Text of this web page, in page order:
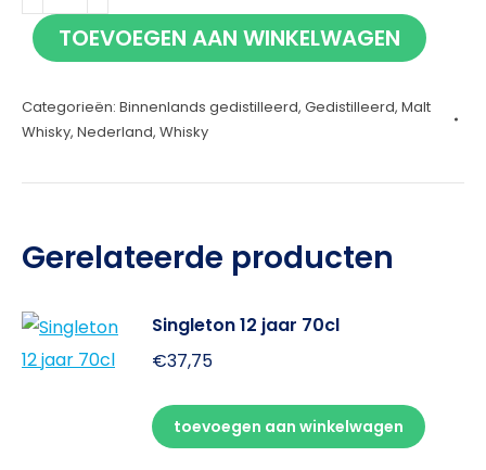
Millstone
Rye
70cl
aantal
TOEVOEGEN AAN WINKELWAGEN
Categorieën: Binnenlands gedistilleerd, Gedistilleerd, Malt
Whisky, Nederland, Whisky
Gerelateerde producten
Singleton 12 jaar 70cl
€37,75
toevoegen aan winkelwagen